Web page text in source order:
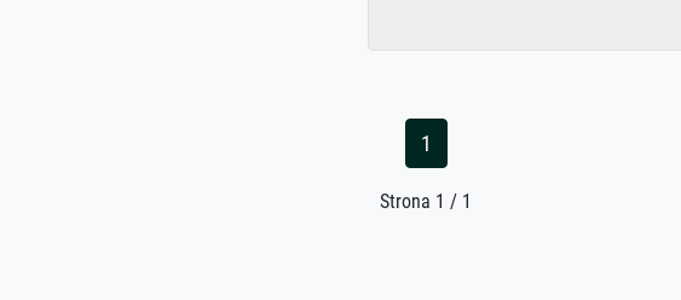
1
Strona 1 / 1